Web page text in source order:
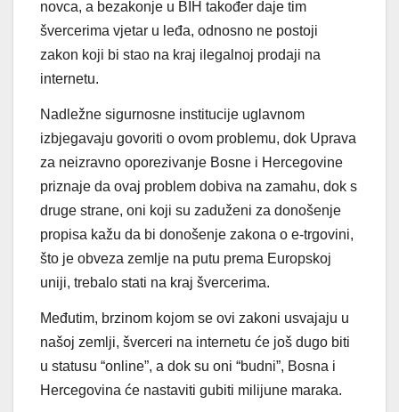
novca, a bezakonje u BIH također daje tim
švercerima vjetar u leđa, odnosno ne postoji
zakon koji bi stao na kraj ilegalnoj prodaji na
internetu.
Nadležne sigurnosne institucije uglavnom
izbjegavaju govoriti o ovom problemu, dok Uprava
za neizravno oporezivanje Bosne i Hercegovine
priznaje da ovaj problem dobiva na zamahu, dok s
druge strane, oni koji su zaduženi za donošenje
propisa kažu da bi donošenje zakona o e-trgovini,
što je obveza zemlje na putu prema Europskoj
uniji, trebalo stati na kraj švercerima.
Međutim, brzinom kojom se ovi zakoni usvajaju u
našoj zemlji, šverceri na internetu će još dugo biti
u statusu “online”, a dok su oni “budni”, Bosna i
Hercegovina će nastaviti gubiti milijune maraka.